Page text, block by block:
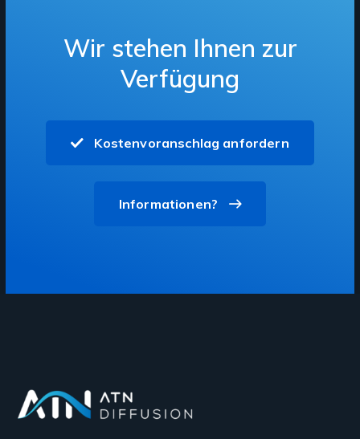
Kostenvoranschlag anfordern
Informationen?
ATN Diffusion SA ist ein seit 1989 aktives
Unternehmen, das für Industrie und Gemeinden